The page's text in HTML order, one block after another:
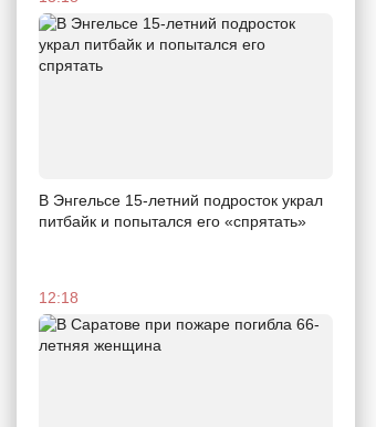
В Энгельсе 15-летний подросток украл
питбайк и попытался его «спрятать»
12:18